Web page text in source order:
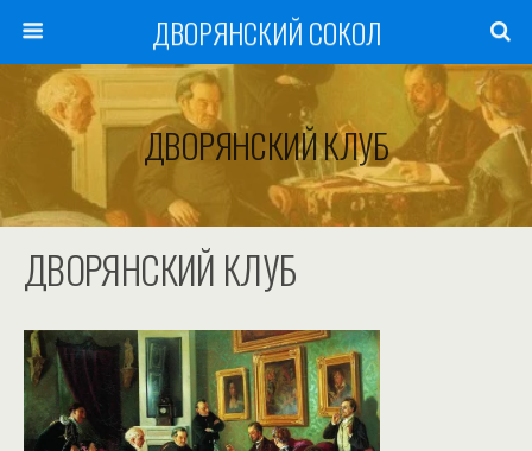
ДВОРЯНСКИЙ СОКОЛ
ДВОРЯНСКИЙ КЛУБ
ДВОРЯНСКИЙ КЛУБ